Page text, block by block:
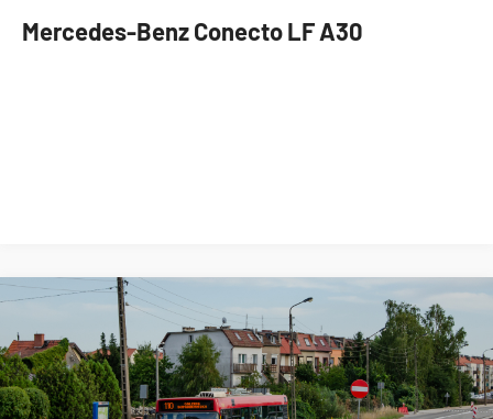
Mercedes-Benz Conecto LF A30